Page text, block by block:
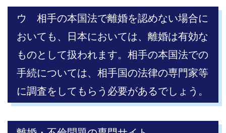
ウ 相手の本国法で離婚を認めない場合に
おいても、日本においては、離婚は有効な
ものとして扱われます。相手の本国法での
手続については、相手国の法律の専門家等
に調査をしてもらう必要があるでしょう。